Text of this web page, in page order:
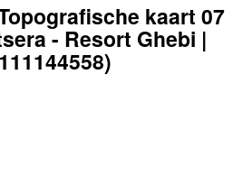
kaart 07
- Resort Ghebi |